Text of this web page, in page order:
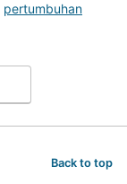
pertumbuhan
Back to top